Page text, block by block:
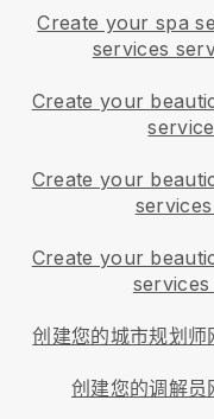
Create your spa
services
Create your
Create your
Create your
创建您的城市规划师
创建您的调解员